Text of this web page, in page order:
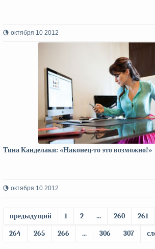
октября 10 2012
Тина Канделаки: «Наконец-то это возможно!»
октября 10 2012
предыдущий 1 2 ... 260 261
264
265 266 ... 306 307